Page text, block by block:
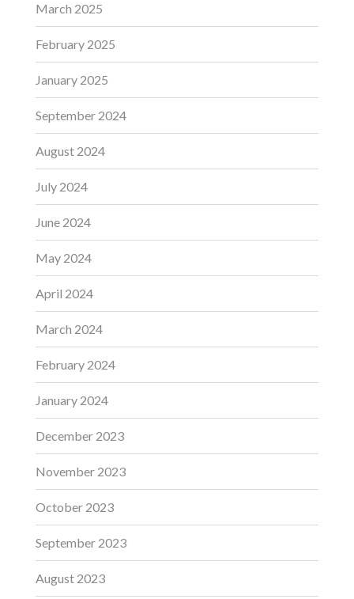
March 2025
February 2025
January 2025
September 2024
August 2024
July 2024
June 2024
May 2024
April 2024
March 2024
February 2024
January 2024
December 2023
November 2023
October 2023
September 2023
August 2023